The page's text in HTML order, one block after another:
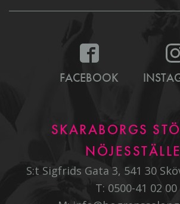
FACEBOOK
SKARABORGS
NÖJESSTÄLLE
S:t Sigfrids Gata 3, 541 30
T: 0500-41 02 00